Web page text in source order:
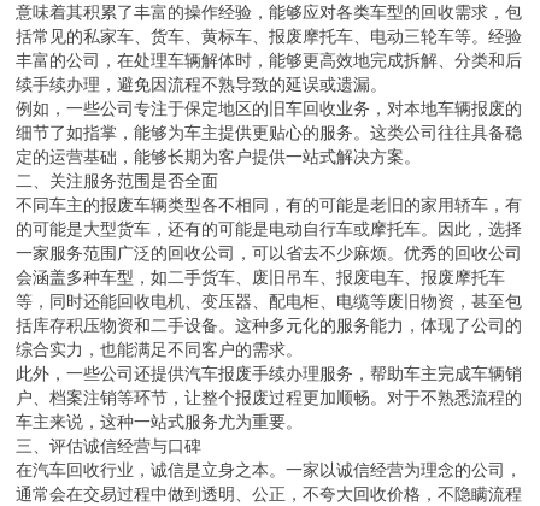
意味着其积累了丰富的操作经验，能够应对各类车型的回收需求，包
括常见的私家车、货车、黄标车、报废摩托车、电动三轮车等。经验
丰富的公司，在处理车辆解体时，能够更高效地完成拆解、分类和后
续手续办理，避免因流程不熟导致的延误或遗漏。
例如，一些公司专注于保定地区的旧车回收业务，对本地车辆报废的
细节了如指掌，能够为车主提供更贴心的服务。这类公司往往具备稳
定的运营基础，能够长期为客户提供一站式解决方案。
二、关注服务范围是否全面
不同车主的报废车辆类型各不相同，有的可能是老旧的家用轿车，有
的可能是大型货车，还有的可能是电动自行车或摩托车。因此，选择
一家服务范围广泛的回收公司，可以省去不少麻烦。优秀的回收公司
会涵盖多种车型，如二手货车、废旧吊车、报废电车、报废摩托车
等，同时还能回收电机、变压器、配电柜、电缆等废旧物资，甚至包
括库存积压物资和二手设备。这种多元化的服务能力，体现了公司的
综合实力，也能满足不同客户的需求。
此外，一些公司还提供汽车报废手续办理服务，帮助车主完成车辆销
户、档案注销等环节，让整个报废过程更加顺畅。对于不熟悉流程的
车主来说，这种一站式服务尤为重要。
三、评估诚信经营与口碑
在汽车回收行业，诚信是立身之本。一家以诚信经营为理念的公司，
通常会在交易过程中做到透明、公正，不夸大回收价格，不隐瞒流程